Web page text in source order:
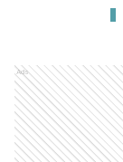
Ads